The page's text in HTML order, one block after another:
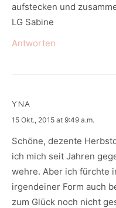
aufstecken und
LG Sabine
Antworten
YNA
says:
15 Okt., 2015 at 9:49 a.m.
Schöne, dezente
ich mich seit Jahren
wehre. Aber ich fürchte
irgendeiner Form auch
zum Glück noch nicht